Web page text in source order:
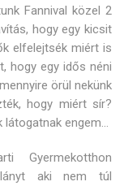
Fannival közel 2
hogy egy kicsit
elfelejtsék miért is
hogy egy idős néni
örül nekünk
hogy miért sír?
látogatnak engem…
Gyermekotthon
aki nem túl